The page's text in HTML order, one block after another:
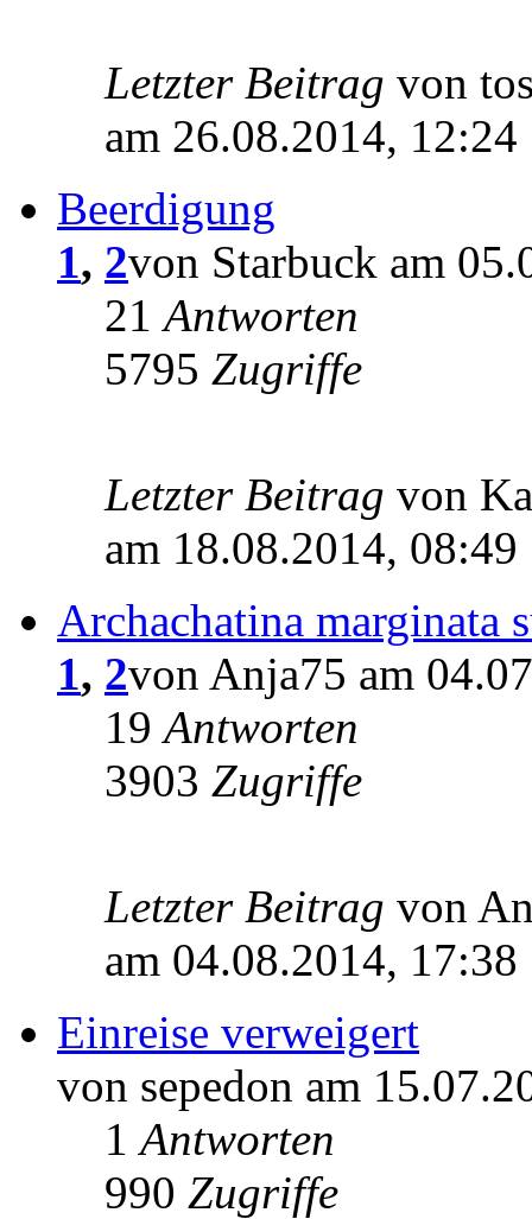
Letzter Beitrag von
am 26.08.2014, 12:24
Beerdigung
1, 2von Starbuck am
21Antworten
5795 Zugriffe
Letzter Beitrag von
am 18.08.2014, 08:49
Archachatina marginata
1, 2von Anja75 am
19Antworten
3903 Zugriffe
Letzter Beitrag von
am 04.08.2014, 17:38
Einreise verweigert
von sepedon am
1Antworten
990 Zugriffe